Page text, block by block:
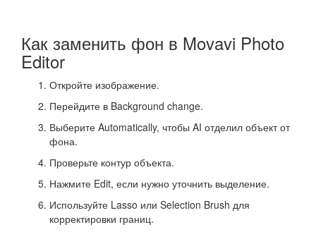
Как заменить фон в Movavi Photo
Editor
Откройте изображение.
Перейдите в Background change.
Выберите Automatically, чтобы AI отделил объект от
фона.
Проверьте контур объекта.
Нажмите Edit, если нужно уточнить выделение.
Используйте Lasso или Selection Brush для
корректировки границ.